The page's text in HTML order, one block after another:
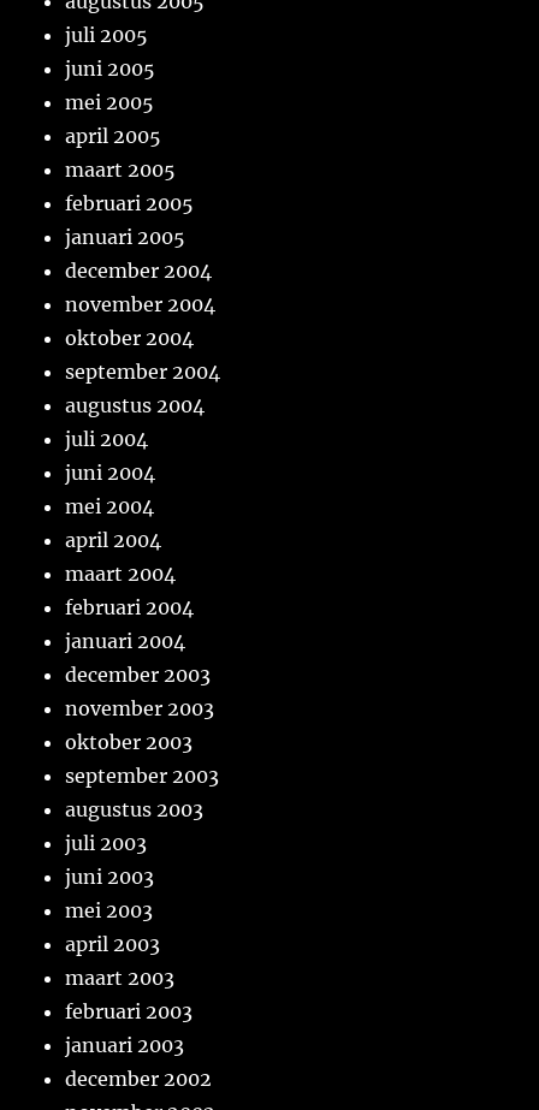
juli 2005
juni 2005
mei 2005
april 2005
maart 2005
februari 2005
januari 2005
december 2004
november 2004
oktober 2004
september 2004
augustus 2004
juli 2004
juni 2004
mei 2004
april 2004
maart 2004
februari 2004
januari 2004
december 2003
november 2003
oktober 2003
september 2003
augustus 2003
juli 2003
juni 2003
mei 2003
april 2003
maart 2003
februari 2003
januari 2003
december 2002